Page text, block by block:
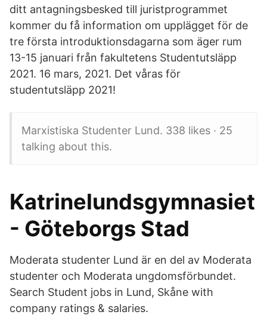
ditt antagningsbesked till juristprogrammet
kommer du få information om upplägget för de
tre första introduktionsdagarna som äger rum
13-15 januari från fakultetens Studentutsläpp
2021. 16 mars, 2021. Det våras för
studentutsläpp 2021!
Marxistiska Studenter Lund. 338 likes · 25
talking about this.
Katrinelundsgymnasiet
- Göteborgs Stad
Moderata studenter Lund är en del av Moderata
studenter och Moderata ungdomsförbundet.
Search Student jobs in Lund, Skåne with
company ratings & salaries.